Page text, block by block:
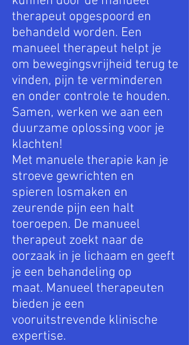
therapeut opgespoord en
behandeld worden. Een
manueel therapeut helpt je
om bewegingsvrijheid terug te
vinden, pijn te verminderen
en onder controle te houden.
Samen, werken we aan een
duurzame oplossing voor je
klachten!
Met manuele therapie kan je
stroeve gewrichten en
spieren losmaken en
zeurende pijn een halt
toeroepen. De manueel
therapeut zoekt naar de
oorzaak in je lichaam en geeft
je een behandeling op
maat. Manueel therapeuten
bieden je een
vooruitstrevende klinische
expertise.